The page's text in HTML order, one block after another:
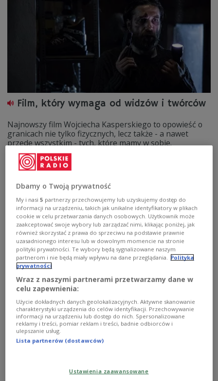
Film, który wymaga od widzów i twórców
Najnowszy film Wojciecha Kasperskiego to opowieść o
granicach nie tylko fizycznych, lecz także - a nawet
przede wszystkim - tych, które mamy w sobie.
Fizycznych, psychicznych, emocjonalnych.
Zobacz więcej na temat:
Ryszard Jaźwiński Trójka
Marcin Wierzchosławski
Film, dla którego Marcin Dorociński
zdziczał
- Trzeba było sięgnąć trochę do realizmu i tarzać się w
śniegu, ale trzeba też było użyć aktorstwa i dodać coś od
Dbamy o Twoją prywatność
My i nasi5 partnerzy przechowujemy lub uzyskujemy dostęp do
informacji na urządzeniu, takich jak unikalne identyfikatory w plikach
cookie w celu przetwarzania danych osobowych. Użytkownik może
zaakceptować swoje wybory lub zarządzać nimi, klikając poniżej, jak
również skorzystać z prawa do sprzeciwu na podstawie prawnie
uzasadnionego interesu lub w dowolnym momencie na stronie
polityki prywatności. Te wybory będą sygnalizowane naszym
partnerom i nie będą miały wpływu na dane przeglądania.
Polityka
prywatności
Wraz z naszymi partnerami przetwarzamy dane w
celu zapewnienia:
Użycie dokładnych danych geolokalizacyjnych. Aktywne skanowanie
charakterystyki urządzenia do celów identyfikacji. Przechowywanie
informacji na urządzeniu lub dostęp do nich. Spersonalizowane
reklamy i treści, pomiar reklam i treści, badnie odbiorców i
ulepszanie usług.
Lista partnerów (dostawców)
Ustawienia zaawansowane